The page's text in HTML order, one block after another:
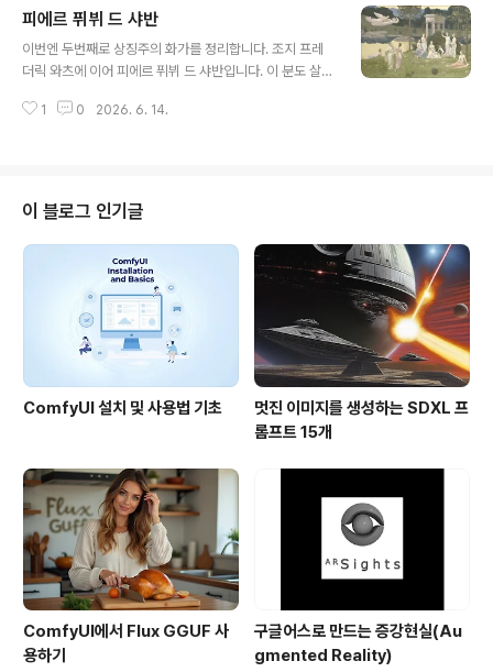
이 없었겠죠.스산한 그림입니다. 어두운 물 건너편에 보이
는 황량하고 바위 투성이의 작은 섬에 사이프러스 나무가
빽빽히 심어져 있고, 노 젓는 작은 배 한 척이 수문과 방조
두른 인물이 서있고, 그 앞에는 관으로 보이는 사각형 물체
피에르 퓌뷔 드 샤반
이번엔 두번째로 상징주의 화가를 정리합니다. 조지 프레
더릭 와츠에 이어 피에르 퓌뷔 드 샤반입니다. 이 분도 살아
에 이어진 모더니즘 미술의 시류를 쫒아가지 못해 잊혀진
도 들어보지 못했을 가능성이 높습니다. 그럼에도 불구하
고 저는 상징주의 회화들을 좋아합니다. 그냥 아름답다....
또는 이런 걸 그렸구나... 싶게 뻔히 들여다 보이는 그림도
아니고, 이게 도대체 뭐야 싶은 (특히 현대 미술) 도 아닌,
뭔가 신비롭고 야릇하고 쳐다볼 수록 생각하게 만드는 그
런 그림들이거든요. 그래서..
1 0 2026. 6. 14.
이 블로그 인기글
ComfyUI 설치 및 사용법 기초
멋진 이미지를 생성하는 SDXL 프
롬프트 15개
ComfyUI에서 Flux GGUF 사
용하기
구글어스로 만드는 증강현실(Au
gmented Reality)